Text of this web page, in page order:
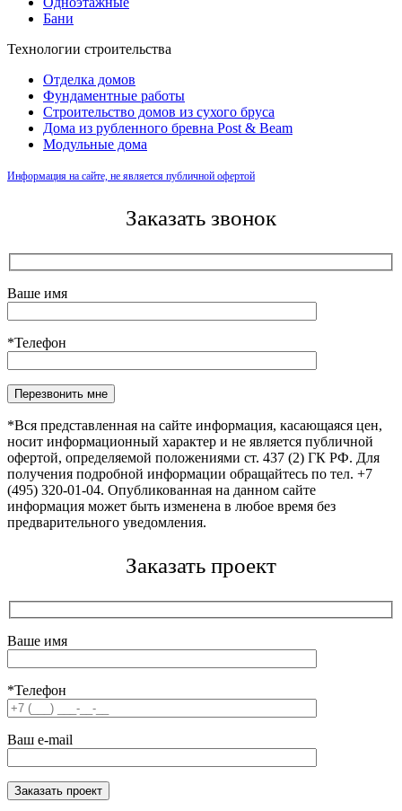
Бани
Технологии строительства
Отделка домов
Фундаментные работы
Строительство домов из сухого бруса
Дома из рубленного бревна Post & Beam
Модульные дома
Информация на сайте, не является публичной офертой
Заказать звонок
Ваше имя
*Телефон
Оставьте это поле пустым.
*Вся представленная на сайте информация, касающаяся цен,
носит информационный характер и не является публичной
офертой, определяемой положениями ст. 437 (2) ГК РФ. Для
получения подробной информации обращайтесь по тел. +7
(495) 320-01-04. Опубликованная на данном сайте
информация может быть изменена в любое время без
предварительного уведомления.
Заказать проект
Ваше имя
*Телефон
Ваш e-mail